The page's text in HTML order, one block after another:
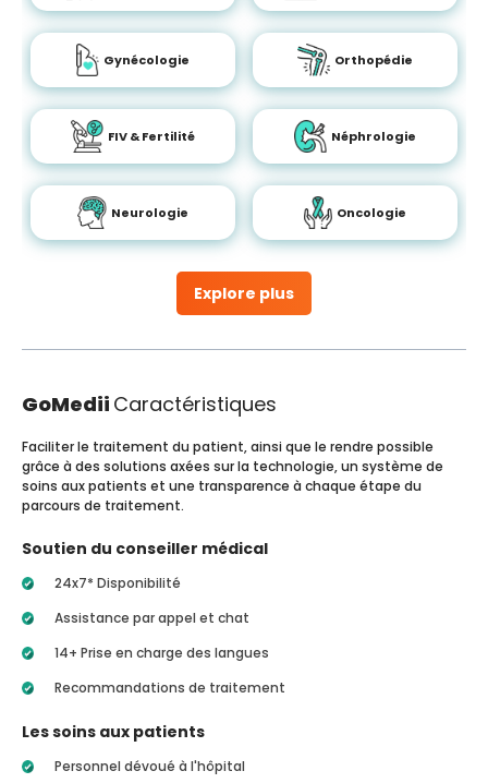
Explore plus
Gynécologie Orthopédie
FIV & Fertilité Néphrologie
Neurologie Oncologie
GoMedii Caractéristiques
Faciliter le traitement du patient, ainsi que le rendre possible
grâce à des solutions axées sur la technologie, un système de
soins aux patients et une transparence à chaque étape du
parcours de traitement.
Soutien du conseiller médical
24x7* Disponibilité
Assistance par appel et chat
14+ Prise en charge des langues
Recommandations de traitement
Les soins aux patients
Personnel dévoué à l'hôpital